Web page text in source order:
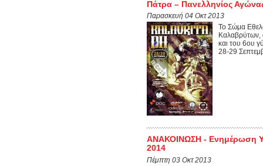
Πάτρα – Πανελληνίος
Παρασκευή 04 Οκτ 2013
Το Σώμα
Καλαβρύτων,
και του 6ου
28-29
ΑΝΑΚΟΙΝΩΣΗ - Ενημέρωση
2014
Πέμπτη 03 Οκτ 2013